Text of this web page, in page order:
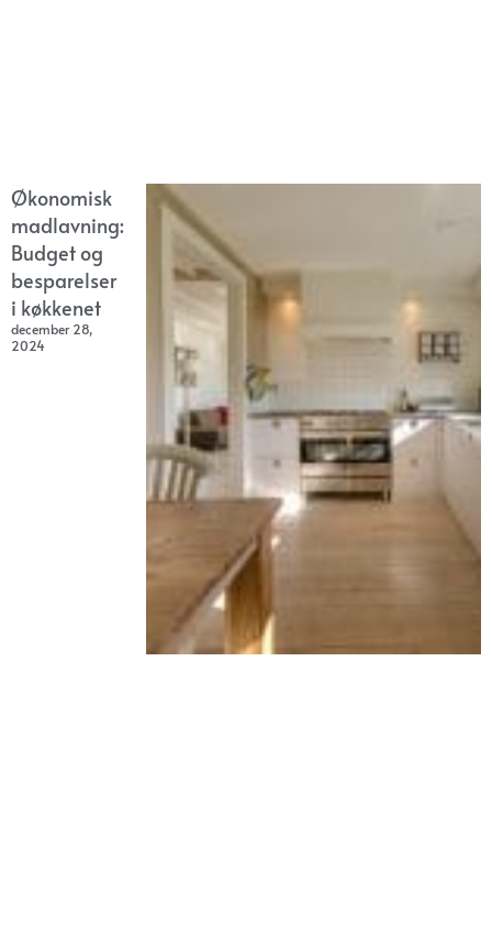
Økonomisk
madlavning:
Budget og
besparelser
i køkkenet
december 28,
2024